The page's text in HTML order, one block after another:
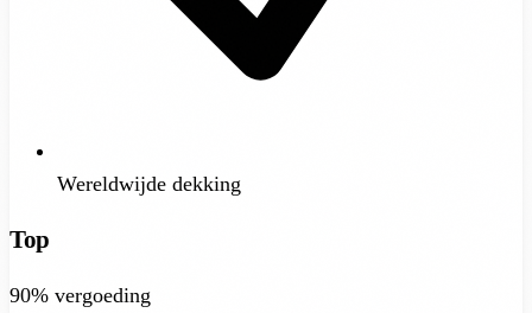
Wereldwijde dekking
Top
90% vergoeding